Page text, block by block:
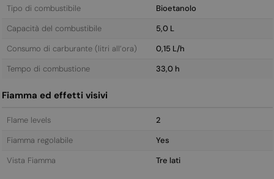
Tipo di combustibile
Bioetanolo
Capacità del combustibile
5,0 L
Consumo di carburante (litri all’ora)
0,15 L/h
Tempo di combustione
33,0 h
Fiamma ed effetti visivi
Flame levels
2
Fiamma regolabile
Yes
Vista Fiamma
Tre lati